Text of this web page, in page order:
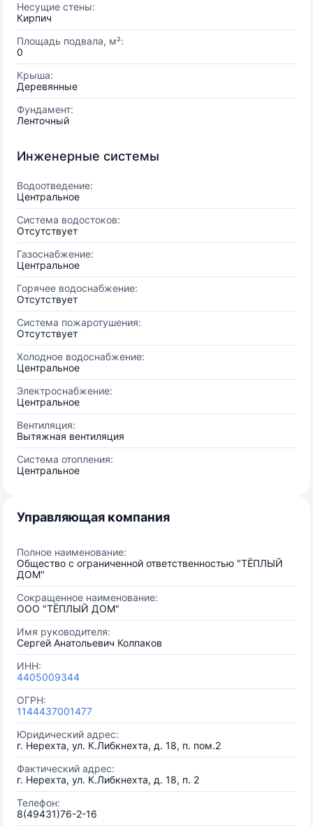
Несущие стены:
Кирпич
Площадь подвала, м²:
0
Крыша:
Деревянные
Фундамент:
Ленточный
Инженерные системы
Водоотведение:
Центральное
Система водостоков:
Отсутствует
Газоснабжение:
Центральное
Горячее водоснабжение:
Отсутствует
Система пожаротушения:
Отсутствует
Холодное водоснабжение:
Центральное
Электроснабжение:
Центральное
Вентиляция:
Вытяжная вентиляция
Система отопления:
Центральное
Управляющая компания
Полное наименование:
Общество с ограниченной ответственностью "ТЁПЛЫЙ
ДОМ"
Сокращенное наименование:
ООО "ТЁПЛЫЙ ДОМ"
Имя руководителя:
Сергей Анатольевич Колпаков
ИНН:
4405009344
ОГРН:
1144437001477
Юридический адрес:
г. Нерехта, ул. К.Либкнехта, д. 18, п. пом.2
Фактический адрес:
г. Нерехта, ул. К.Либкнехта, д. 18, п. 2
Телефон:
8(49431)76-2-16